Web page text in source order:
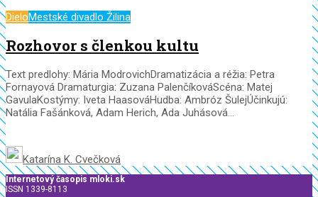
DieloMestské divadlo Žilina
Rozhovor s členkou kultu
Text predlohy: Mária ModrovichDramatizácia a réžia: Petra
Fornayová Dramaturgia: Zuzana PalenčíkováScéna: Matej
GavulaKostýmy: Iveta HaasováHudba: Ambróz ŠulejÚčinkujú:
Natália Fašánková, Adam Herich, Ada Juhásová...
Katarína K. Cvečková
Internetový časopis mloki.sk
ISSN 1339-8113